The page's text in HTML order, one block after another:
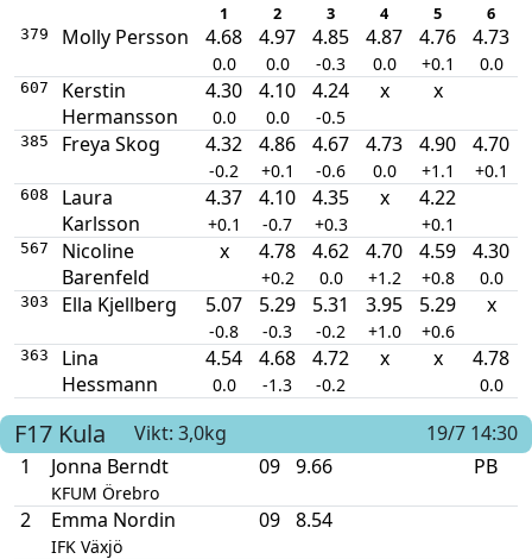
1 2 3 4 5 6
379 Molly Persson 4.68
0.0
4.97
0.0
4.85
-0.3
4.87
0.0
4.76
+0.1
4.73
0.0
607
Kerstin
Hermansson
4.30
0.0
4.10
0.0
4.24
-0.5
x x
385 Freya Skog 4.32
-0.2
4.86
+0.1
4.67
-0.6
4.73
0.0
4.90
+1.1
4.70
+0.1
608
Laura
Karlsson
4.37
+0.1
4.10
-0.7
4.35
+0.3
x 4.22
+0.1
567
Nicoline
Barenfeld
x 4.78
+0.2
4.62
0.0
4.70
+1.2
4.59
+0.8
4.30
0.0
303 Ella Kjellberg 5.07
-0.8
5.29
-0.3
5.31
-0.2
3.95
+1.0
5.29
+0.6
x
363
Lina
Hessmann
4.54
0.0
4.68
-1.3
4.72
-0.2
x x 4.78
0.0
F17 Kula Vikt: 3,0kg
19/7 14:30
1
Jonna Berndt
KFUM Örebro
09 9.66 PB
2 Emma Nordin
IFK Växjö
09 8.54